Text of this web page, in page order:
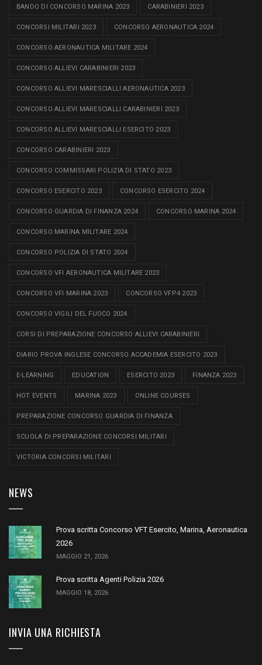
BANDO DI CONCORSO MARINA 2023 CARABINIERI 2023
CONCORSI MILITARI 2023 CONCORSO AERONAUTICA 2024
CONCORSO AERONAUTICA MILITARE 2024
CONCORSO ALLIEVI CARABINIERI 2023
CONCORSO ALLIEVI MARESCIALLI AERONAUTICA 2023
CONCORSO ALLIEVI MARESCIALLI CARABINIERI 2023
CONCORSO ALLIEVI MARESCIALLI ESERCITO 2023
CONCORSO CARABINIERI 2023
CONCORSO COMMISSARI POLIZIA DI STATO 2023
CONCORSO ESERCITO 2023 CONCORSO ESERCITO 2024
CONCORSO GUARDIA DI FINANZA 2024 CONCORSO MARINA 2024
CONCORSO MARINA MILITARE 2024
CONCORSO POLIZIA DI STATO 2024
CONCORSO VFI AERONAUTICA MILITARE 2023
CONCORSO VFI MARINA 2023 CONCORSO VFP4 2023
CONCORSO VIGILI DEL FUOCO 2024
CORSI DI PREPARAZIONE CONCORSO ALLIEVI CARABINIERI
DIARIO PROVA INGLESE CONCORSO ACCADEMIA ESERCITO 2023
E-LEARNING EDUCATION ESERCITO 2023 FINANZA 2023
HOT EVENTS MARINA 2023 ONLINE COURSES
PREPARAZIONE CONCORSO GUARDIA DI FINANZA
SCUOLA DI PREPARAZIONE CONCORSI MILITARI
VICTORIA CONCORSI MILITARI
NEWS
Prova scritta Concorso VFT Esercito, Marina, Aeronautica
2026
MAGGIO 21, 2026
Prova scritta Agenti Polizia 2026
MAGGIO 18, 2026
INVIA UNA RICHIESTA